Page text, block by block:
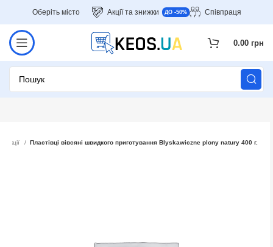
Оберіть місто Акції та знижки ДО -50% Співпраця
0.00 грн
Акції Пластівці вівсяні швидкого приготування Blyskawiczne plony natury 400 г.